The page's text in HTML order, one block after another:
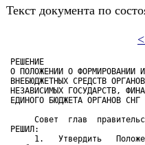
Текст документа по
РЕШЕНИЕ
О ПОЛОЖЕНИИ О ФОРМИРОВАНИИ
ВНЕБЮДЖЕТНЫХ СРЕДСТВ
НЕЗАВИСИМЫХ ГОСУДАРСТВ,
ЕДИНОГО БЮДЖЕТА ОРГАНОВ СНГ
Совет  глав
РЕШИЛ:
1.   Утвердить